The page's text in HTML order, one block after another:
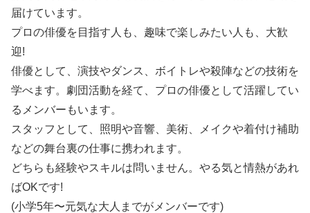
届けています。
プロの俳優を目指す人も、趣味で楽しみたい人も、大歓
迎!
俳優として、演技やダンス、ボイトレや殺陣などの技術を
学べます。劇団活動を経て、プロの俳優として活躍してい
るメンバーもいます。
スタッフとして、照明や音響、美術、メイクや着付け補助
などの舞台裏の仕事に携われます。
どちらも経験やスキルは問いません。やる気と情熱があれ
ばOKです!
(小学5年〜元気な大人までがメンバーです)